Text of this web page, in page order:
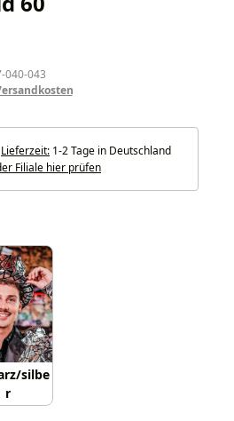
040-043
Lieferzeit: 1-2 Tage in Deutschland
Filiale hier prüfen
silbe
r